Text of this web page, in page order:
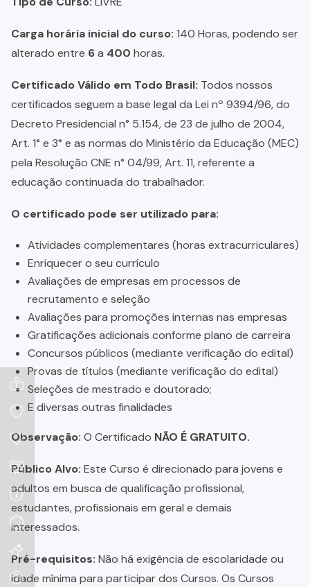
Carga horária inicial do curso: 140 Horas, podendo ser
alterado entre 6a 400 horas.
Certificado Válido em Todo Brasil: Todos nossos
certificados seguem a base legal da Lei nº 9394/96, do
Decreto Presidencial n° 5.154, de 23 de julho de 2004,
Art. 1° e 3° e as normas do Ministério da Educação (MEC)
pela Resolução CNE n° 04/99, Art. 11, referente a
educação continuada do trabalhador.
O certificado pode ser utilizado para:
Atividades complementares (horas extracurriculares)
Enriquecer o seu currículo
Avaliações de empresas em processos de
recrutamento e seleção
Avaliações para promoções internas nas empresas
Gratificações adicionais conforme plano de carreira
Concursos públicos (mediante verificação do edital)
Provas de títulos (mediante verificação do edital)
Seleções de mestrado e doutorado;
E diversas outras finalidades
Observação: O Certificado NÃO É GRATUITO.
Público Alvo: Este Curso é direcionado para jovens e
adultos em busca de qualificação profissional,
estudantes, profissionais em geral e demais
interessados.
Pré-requisitos: Não há exigência de escolaridade ou
idade mínima para participar dos Cursos. Os Cursos